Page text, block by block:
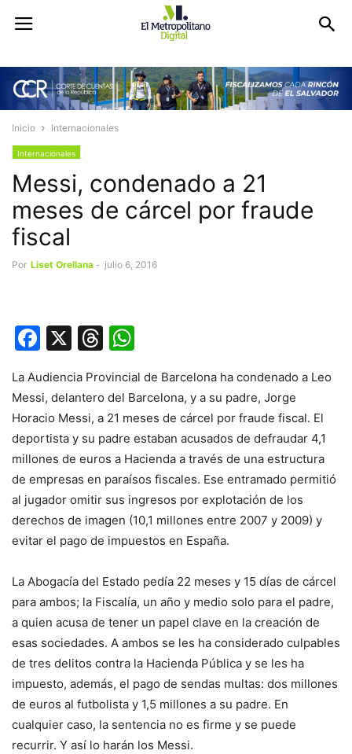
Inicio Internacionales
Internacionales
Messi, condenado a 21
meses de cárcel por fraude
fiscal
Por Liset Orellana - julio 6, 2016
Facebook
X Threads
La Audiencia Provincial de Barcelona ha condenado a Leo
Messi, delantero del Barcelona, y a su padre, Jorge
Horacio Messi, a 21 meses de cárcel por fraude fiscal. El
deportista y su padre estaban acusados de defraudar 4,1
millones de euros a Hacienda a través de una estructura
de empresas en paraísos fiscales. Ese entramado permitió
al jugador omitir sus ingresos por explotación de los
derechos de imagen (10,1 millones entre 2007 y 2009) y
evitar el pago de impuestos en España.
La Abogacía del Estado pedía 22 meses y 15 días de cárcel
para ambos; la Fiscalía, un año y medio solo para el padre,
a quien acusa de tener un papel clave en la creación de
esas sociedades. A ambos se les ha considerado culpables
de tres delitos contra la Hacienda Pública y se les ha
impuesto, además, el pago de sendas multas: dos millones
de euros al futbolista y 1,5 millones a su padre. En
cualquier caso, la sentencia no es firme y se puede
recurrir. Y así lo harán los Messi.